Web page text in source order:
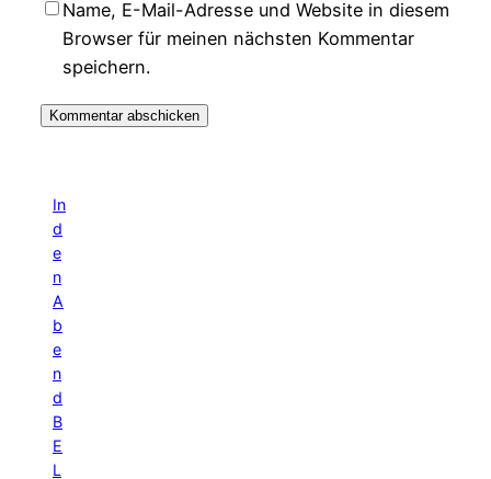
Name, E-Mail-Adresse und Website in diesem
Browser für meinen nächsten Kommentar
speichern.
In
d
e
n
A
b
e
n
d
B
E
L